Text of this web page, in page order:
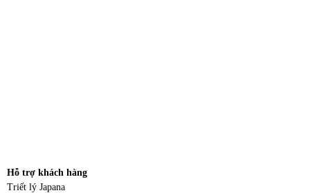
Hỗ trợ khách hàng
Triết lý Japana